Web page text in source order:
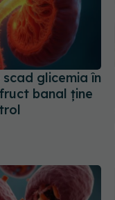
glicemia în
banal ține